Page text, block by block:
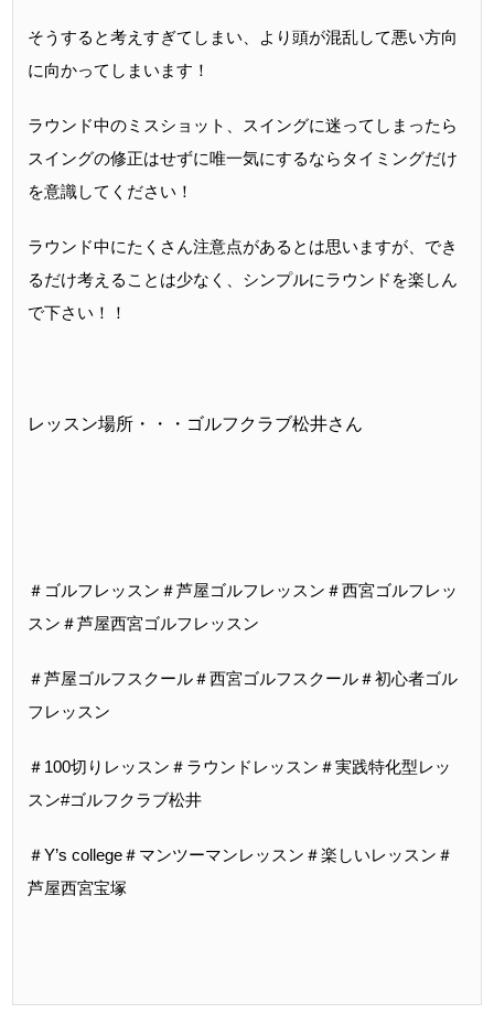
そうすると考えすぎてしまい、より頭が混乱して悪い方向
に向かってしまいます！
ラウンド中のミスショット、スイングに迷ってしまったら
スイングの修正はせずに唯一気にするならタイミングだけ
を意識してください！
ラウンド中にたくさん注意点があるとは思いますが、でき
るだけ考えることは少なく、シンプルにラウンドを楽しん
で下さい！！
レッスン場所・・・ゴルフクラブ松井さん
＃ゴルフレッスン＃芦屋ゴルフレッスン＃西宮ゴルフレッ
スン＃芦屋西宮ゴルフレッスン
＃芦屋ゴルフスクール＃西宮ゴルフスクール＃初心者ゴル
フレッスン
＃100切りレッスン＃ラウンドレッスン＃実践特化型レッ
スン#ゴルフクラブ松井
＃Y’s college＃マンツーマンレッスン＃楽しいレッスン＃
芦屋西宮宝塚